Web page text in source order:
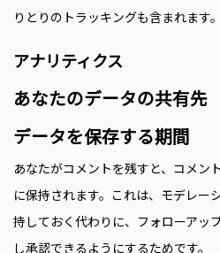
りとりのトラッキングも含まれます。
アナリティクス
あなたのデータの共有先
データを保存する期間
あなたがコメントを残すと、コメン
に保持されます。これは、モデレー
持しておく代わりに、フォローアッ
し承認できるようにするためです。